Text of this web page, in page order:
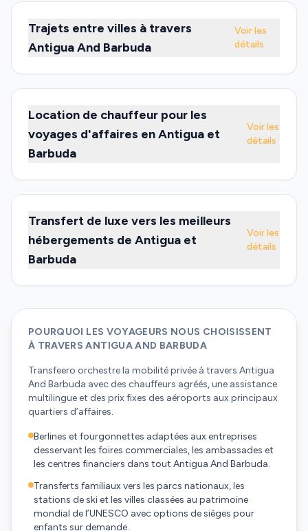
Trajets entre villes à travers
Antigua And Barbuda
Voir les
détails
Location de chauffeur pour les
voyages d'affaires en Antigua et
Barbuda
Voir les
détails
Transfert de luxe vers les meilleurs
hébergements de Antigua et
Barbuda
Voir les
détails
POURQUOI LES VOYAGEURS NOUS CHOISISSENT
À TRAVERS ANTIGUA AND BARBUDA
Transfeero orchestre la mobilité privée à travers Antigua
And Barbuda avec des chauffeurs agréés, une assistance
multilingue et des prix fixes des aéroports aux principaux
quartiers d’affaires.
Berlines et fourgonnettes adaptées aux entreprises
desservant les foires commerciales, les ambassades et
les centres financiers dans tout Antigua And Barbuda.
Transferts familiaux vers les parcs nationaux, les
stations de ski et les villes classées au patrimoine
mondial de l’UNESCO avec options de sièges pour
enfants sur demande.